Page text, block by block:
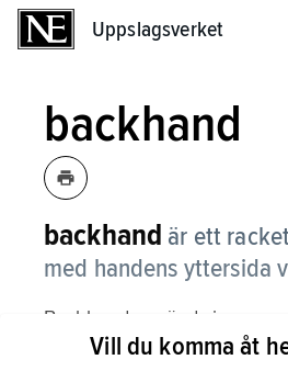
Uppslagsverket
backhand
backhand är ett
med handens yttersida
Backhand används inom
tennis, bordtennis,
Vill du komma åt